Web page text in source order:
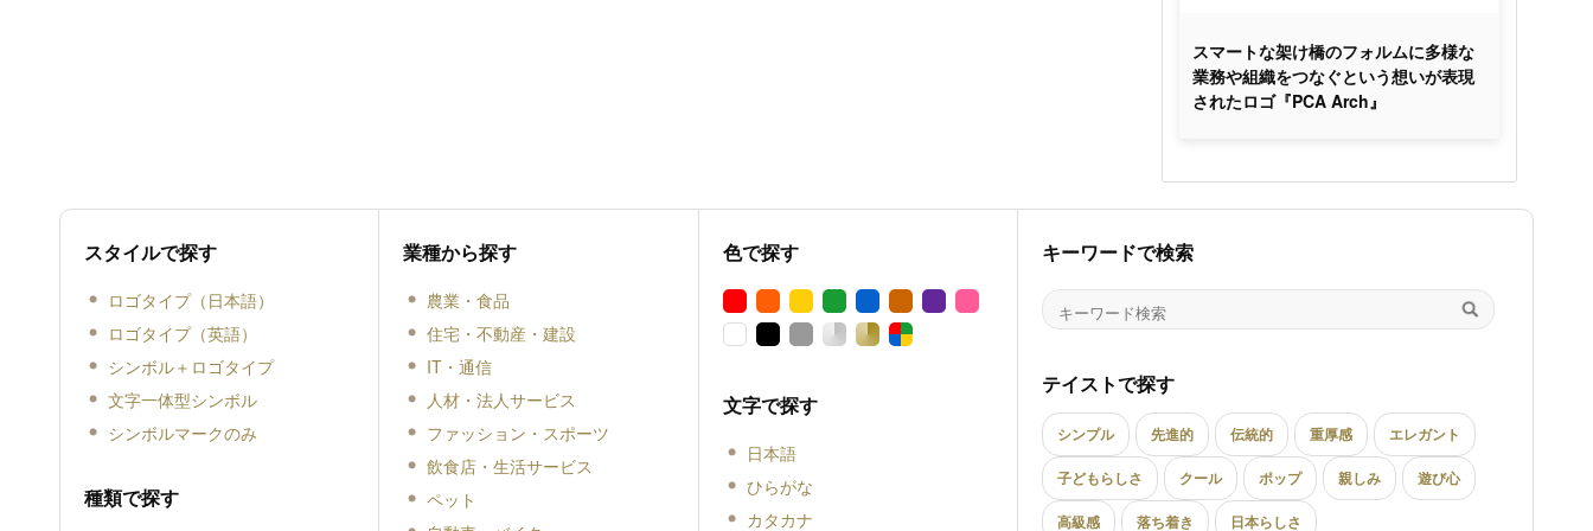
スマートな架け橋のフォルムに多様な
業務や組織をつなぐという想いが表現
されたロゴ『PCA Arch』
スタイルで探す
ロゴタイプ（日本語）
ロゴタイプ（英語）
シンボル＋ロゴタイプ
文字一体型シンボル
シンボルマークのみ
種類で探す
業種から探す
農業・食品
住宅・不動産・建設
IT・通信
人材・法人サービス
ファッション・スポーツ
飲食店・生活サービス
ペット
色で探す
文字で探す
日本語
ひらがな
カタカナ
キーワードで検索
テイストで探す
シンプル 先進的 伝統的 重厚感 エレガント
子どもらしさ クール ポップ 親しみ 遊び心
高級感 落ち着き 日本らしさ